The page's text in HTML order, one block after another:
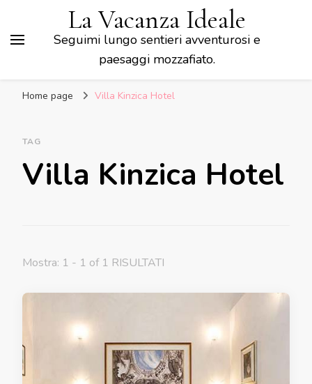
La Vacanza Ideale
Seguimi lungo sentieri avventurosi e
paesaggi mozzafiato.
Home page Villa Kinzica Hotel
TAG
Villa Kinzica Hotel
Mostra: 1 - 1 of 1 RISULTATI